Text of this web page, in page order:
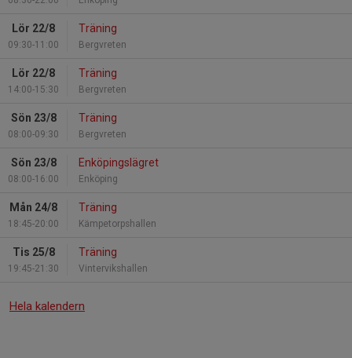
Lör 22/8
09:30-11:00
Träning
Bergvreten
Lör 22/8
14:00-15:30
Träning
Bergvreten
Sön 23/8
08:00-09:30
Träning
Bergvreten
Sön 23/8
08:00-16:00
Enköpingslägret
Enköping
Mån 24/8
18:45-20:00
Träning
Kämpetorpshallen
Tis 25/8
19:45-21:30
Träning
Vintervikshallen
Hela kalendern